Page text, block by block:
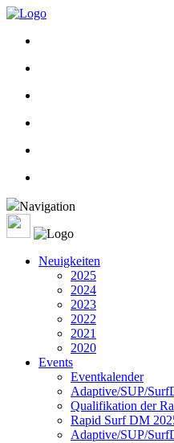
Navigation
Neuigkeiten
2025
2024
2023
2022
2021
2020
Events
Eventkalender
Adaptive/SUP/
Qualifikation der
Rapid Surf DM
Adaptive/SUP/